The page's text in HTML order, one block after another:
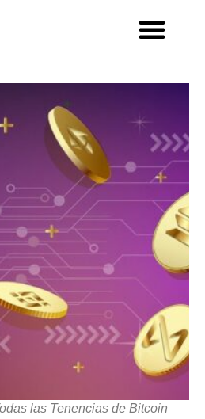
las Tenencias de Bitcoin